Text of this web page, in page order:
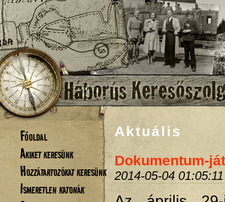
Főoldal
Akiket keresünk
Hozzátartozókat keresünk
Ismeretlen katonák
Aktuális
Dokumentum-
2014-05-04 01:05:11